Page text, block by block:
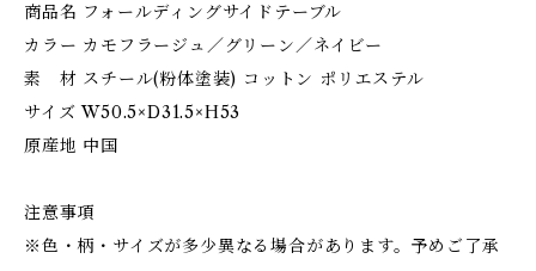
商品名 フォールディングサイドテーブル
カラー カモフラージュ／グリーン／ネイビー
素 材 スチール(粉体塗装) コットン ポリエステル
サイズ W50.5×D31.5×H53
原産地 中国
注意事項
※色・柄・サイズが多少異なる場合があります。予めご了承